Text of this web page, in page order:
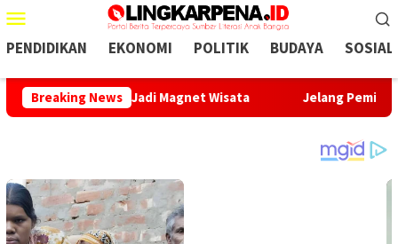
Mobile
PENDIDIKAN EKONOMI POLITIK BUDAYA SOSIAL
Breaking News
Didorong Jadi Magnet Wisata Jelang Pemilu 2029,